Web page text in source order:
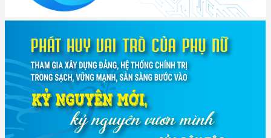
(2415/QĐ-TTg) Quyết định về việc phê duyệt Đề án Hỗ trợ Phụ nữ khởi